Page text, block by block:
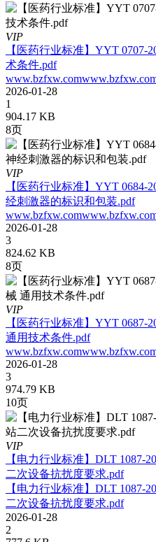
VIP
【医药行业标准】YYT 0707-
术条件.pdf
2026-01-28
1
904.17 KB
8页
VIP
【医药行业标准】YYT 0684-
经刺激器的标识和包装.pdf
2026-01-28
3
824.62 KB
8页
VIP
【医药行业标准】YYT 0687-
通用技术条件.pdf
2026-01-28
3
974.79 KB
10页
VIP
【电力行业标准】DLT 1087-
二次设备抗扰度要求.pdf
【电力行业标准】DLT 1087-
二次设备抗扰度要求.pdf
2026-01-28
2